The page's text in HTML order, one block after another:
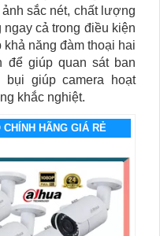
sắc nét, chất lượng
cả trong điều kiện
năng đàm thoại hai
để giúp quan sát ban
giúp camera hoạt
khắc nghiệt.
HÃNG GIÁ RẺ